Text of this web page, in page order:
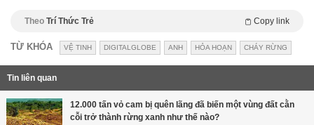
Theo Trí Thức Trẻ Copy link
TỪ KHÓA VỆ TINH DIGITALGLOBE ANH HỎA HOẠN CHÁY RỪNG
Tin liên quan
12.000 tấn vỏ cam bị quên lãng đã biến một vùng đất cằn
cỗi trở thành rừng xanh như thế nào?